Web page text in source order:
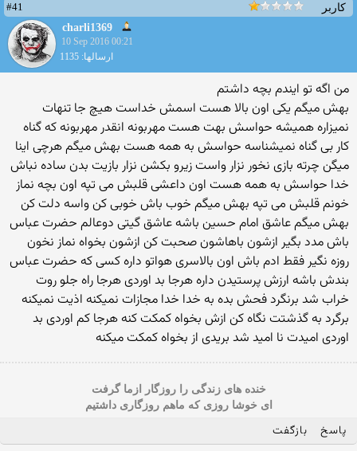
کاربر
#41
charli1369
10 Sep 2016 00:21
ارسالها: 1135
من اگه تو ایندم بچه داشتم
بهش میگم یکی اون بالا هست اسمش خداست هیچ جا تنهات
نمیزاره همیشه حواسش بهت هست مهربونه انقدر مهربونه که گناه
کار بی گناه نمیشناسه حواسش به همه هست بهش میگم هرچی اینا
میگن چرته بازی نخور نزار واست زیرو بکشن نزار بازیت بدن ساده نباش
خدا حواسش به همه هست اون داعشی قلبش می تپه اون بچه نماز
خونم قلبش می تپه بهش میگم خوب باش خوبی کن واسه دلت کن
بهش میگم عاشق امام حسین باشه عاشق گیتی دوعالم حضرت عباس
باش مدد بگیر ازشون باهاشون صحبت کن ازشون بخواه نماز نخون
روزه نگیر فقط ادم باش اون بالاسری هواتو داره کسی که حضرت عباس
بندش باشه ارزش پرستیدن داره هرجا بد اوردی هرجا راه جلو روت
خراب شد برنگرد فحش بده به خدا خدا مجازات نمیکنه اذیت نمیکنه
برگرد به گذشتت نگاه کن ازش بخواه کمکت کنه هرجا کم اوردی بد
اوردی امیدت نا امید شد بریدی از بخواه کمکت میکنه
خنده های زندگی را روزگار ازما گرفت
ای خوشا روزی که ماهم روزگاری داشتیم
پاسخ بازگفت